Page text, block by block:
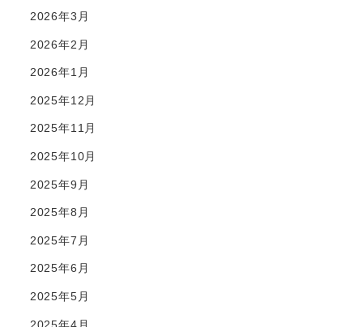
2026年3月
2026年2月
2026年1月
2025年12月
2025年11月
2025年10月
2025年9月
2025年8月
2025年7月
2025年6月
2025年5月
2025年4月